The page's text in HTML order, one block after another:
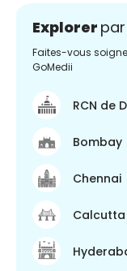
Explorer
Faites-vous
GoMedii
RCN de
Bombay
Chennai
Calcutta